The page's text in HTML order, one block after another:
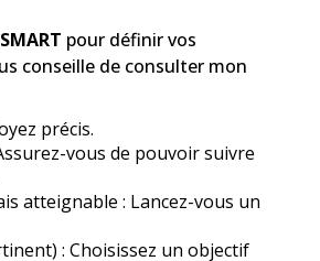
pour définir vos
conseille de consulter mon
précis.
vous de pouvoir suivre
atteignable : Lancez-vous un
: Choisissez un objectif